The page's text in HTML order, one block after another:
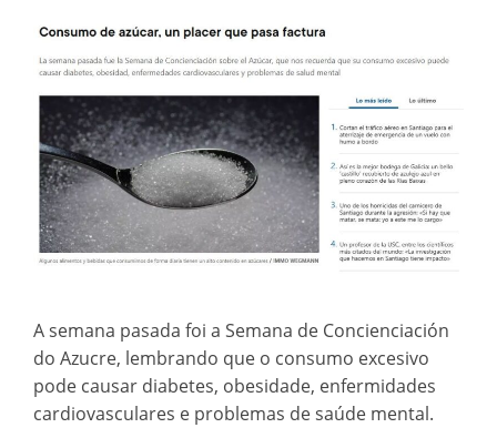
A semana pasada foi a Semana de Concienciación
do Azucre, lembrando que o consumo excesivo
pode causar diabetes, obesidade, enfermidades
cardiovasculares e problemas de saúde mental.